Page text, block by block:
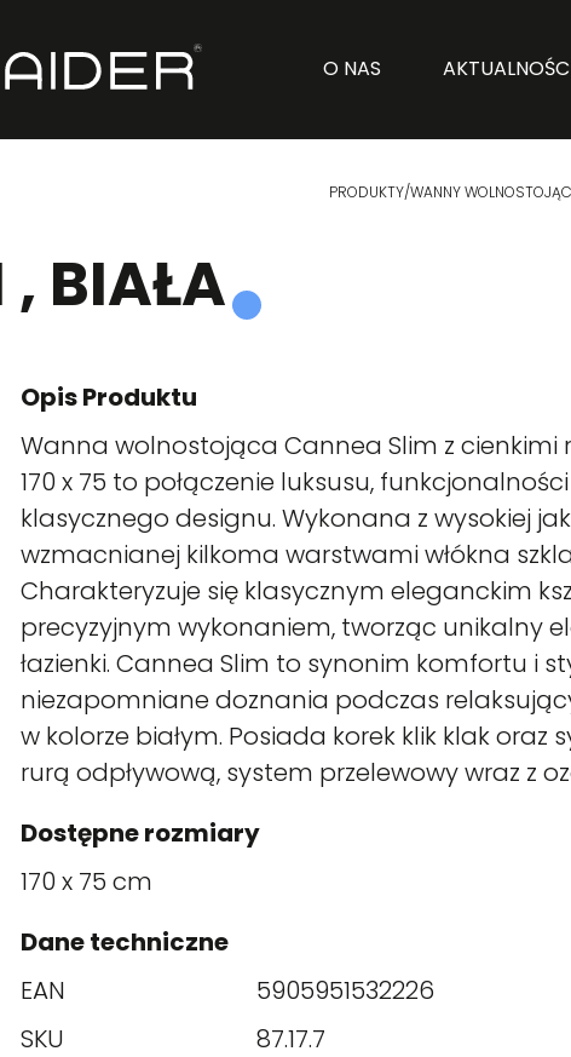
O NAS
PRODUKTY/WANNY
, BIAŁA
Opis Produktu
Wanna wolnostojąca Cannea Slim z cienkimi
170 x 75 to połączenie luksusu,
klasycznego designu. Wykonana z wysokiej
wzmacnianej kilkoma warstwami włókna
Charakteryzuje się klasycznym eleganckim
precyzyjnym wykonaniem, tworząc unikalny
łazienki. Cannea Slim to synonim komfortu i
niezapomniane doznania podczas
w kolorze białym. Posiada korek klik klak oraz
rurą odpływową, system przelewowy wraz z
Dostępne rozmiary
170 x 75 cm
Dane techniczne
EAN
5905951532226
SKU
87.17.7